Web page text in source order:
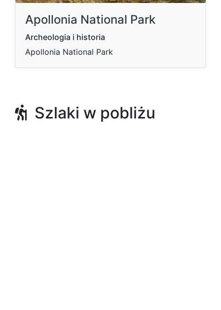
Apollonia National Park
Archeologia i historia
Apollonia National Park
Szlaki w pobliżu